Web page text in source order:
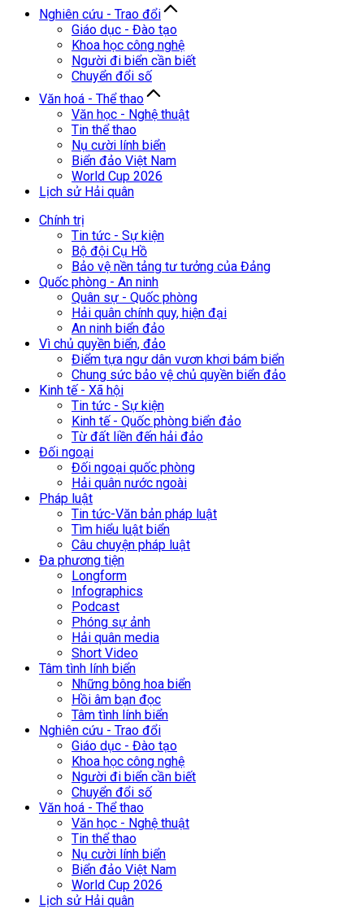
Nghiên cứu - Trao đổi
Giáo dục - Đào tạo
Khoa học công nghệ
Người đi biển cần biết
Chuyển đổi số
Văn hoá - Thể thao
Văn học - Nghệ thuật
Tin thể thao
Nụ cười lính biển
Biển đảo Việt Nam
World Cup 2026
Lịch sử Hải quân
Chính trị
Tin tức - Sự kiện
Bộ đội Cụ Hồ
Bảo vệ nền tảng tư tưởng của Đảng
Quốc phòng - An ninh
Quân sự - Quốc phòng
Hải quân chính quy, hiện đại
An ninh biển đảo
Vì chủ quyền biển, đảo
Điểm tựa ngư dân vươn khơi bám biển
Chung sức bảo vệ chủ quyền biển đảo
Kinh tế - Xã hội
Tin tức - Sự kiện
Kinh tế - Quốc phòng biển đảo
Từ đất liền đến hải đảo
Đối ngoại
Đối ngoại quốc phòng
Hải quân nước ngoài
Pháp luật
Tin tức-Văn bản pháp luật
Tìm hiểu luật biển
Câu chuyện pháp luật
Đa phương tiện
Longform
Infographics
Podcast
Phóng sự ảnh
Hải quân media
Short Video
Tâm tình lính biển
Những bông hoa biển
Hồi âm bạn đọc
Tâm tình lính biển
Nghiên cứu - Trao đổi
Giáo dục - Đào tạo
Khoa học công nghệ
Người đi biển cần biết
Chuyển đổi số
Văn hoá - Thể thao
Văn học - Nghệ thuật
Tin thể thao
Nụ cười lính biển
Biển đảo Việt Nam
World Cup 2026
Lịch sử Hải quân